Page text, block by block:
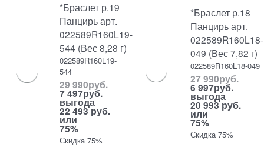
*Браслет р.19
Панцирь арт.
022589R160L19-
544 (Вес 8,28 г)
022589R160L19-
544
29 990руб.
7 497руб.
выгода
22 493 руб.
или
75%
Скидка 75%
*Браслет р.18
Панцирь арт.
022589R160L18-
049 (Вес 7,82 г)
022589R160L18-049
27 990руб.
6 997руб.
выгода
20 993 руб.
или
75%
Скидка 75%